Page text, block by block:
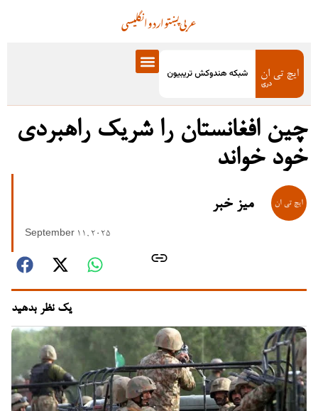
انگلیسیاردوپښتوعربی
چین افغانستان را شریک راهبردی
خود خواند
میز خبر
September 11, 2025
یک نظر بدهید